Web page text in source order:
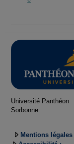
Université Panthéon
Sorbonne
Mentions légales